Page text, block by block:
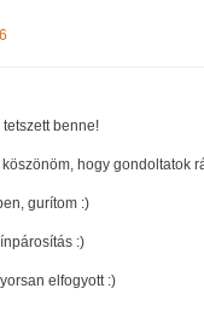
benne!
hogy gondoltatok
gurítom :)
:)
elfogyott :)